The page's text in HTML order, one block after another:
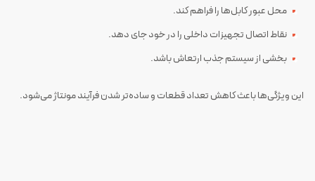
محل عبور کابل‌ها را فراهم کند.
نقاط اتصال تجهیزات داخلی را در خود جای دهد.
بخشی از سیستم جذب ارتعاش باشد.
این ویژگی‌ها باعث کاهش تعداد قطعات و ساده‌تر شدن فرآیند مونتاژ می‌شود.